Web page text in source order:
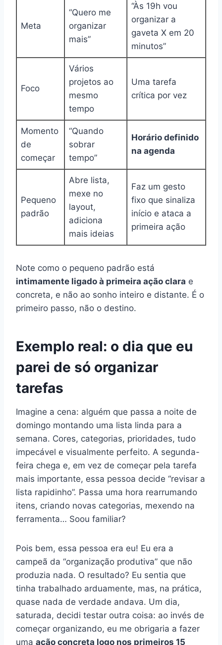
Meta
“Quero me
organizar
mais”
“Às 19h vou
organizar a
gaveta X em 20
minutos”
Foco
Vários
projetos ao
mesmo
tempo
Uma tarefa
crítica por vez
Momento
de
começar
“Quando
sobrar
tempo”
Horário definido
na agenda
Pequeno
padrão
Abre lista,
mexe no
layout,
adiciona
mais ideias
Faz um gesto
fixo que sinaliza
início e ataca a
primeira ação
Note como o pequeno padrão está
intimamente ligado à primeira ação clara e
concreta, e não ao sonho inteiro e distante. É o
primeiro passo, não o destino.
Exemplo real: o dia que eu
parei de só organizar
tarefas
Imagine a cena: alguém que passa a noite de
domingo montando uma lista linda para a
semana. Cores, categorias, prioridades, tudo
impecável e visualmente perfeito. A segunda-
feira chega e, em vez de começar pela tarefa
mais importante, essa pessoa decide “revisar a
lista rapidinho”. Passa uma hora rearrumando
itens, criando novas categorias, mexendo na
ferramenta… Soou familiar?
Pois bem, essa pessoa era eu! Eu era a
campeã da “organização produtiva” que não
produzia nada. O resultado? Eu sentia que
tinha trabalhado arduamente, mas, na prática,
quase nada de verdade andava. Um dia,
saturada, decidi testar outra coisa: ao invés de
começar organizando, eu me obrigaria a fazer
uma ação concreta logo nos primeiros 15